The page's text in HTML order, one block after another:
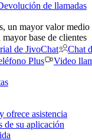
de llamadas
un mayor valor medio
base de clientes
de JivoChat
Chat
Plus Video
ofrece asistencia
de su aplicación